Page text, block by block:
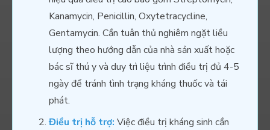
Kanamycin, Penicillin, Oxytetracycline,
Gentamycin. Cần tuân thủ nghiêm ngặt liều
lượng theo hướng dẫn của nhà sản xuất hoặc
bác sĩ thú y và duy trì liệu trình điều trị đủ 4-5
ngày để tránh tình trạng kháng thuốc và tái
phát.
Điều trị hỗ trợ: Việc điều trị kháng sinh cần